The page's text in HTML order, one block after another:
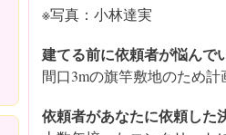
※写真：小林達実
建てる前に依頼者が悩んで
間口3mの旗竿敷地のため
依頼者があなたに依頼した